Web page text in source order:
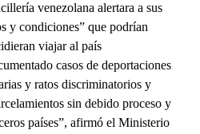
venezolana alertara a sus
y condiciones” que podrían
viajar al país
casos de deportaciones
y ratos discriminatorios y
sin debido proceso y
países”, afirmó el Ministerio